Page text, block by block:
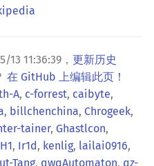
13 11:36:39 ， 更新历史
在 GitHub 上编辑此页！
A, c-forrest, caibyte,
, billchenchina, Chrogeek,
tainer, Ghastlcon,
, Ir1d, kenlig, lailai0916,
Tang, qwqAutomaton, qz-